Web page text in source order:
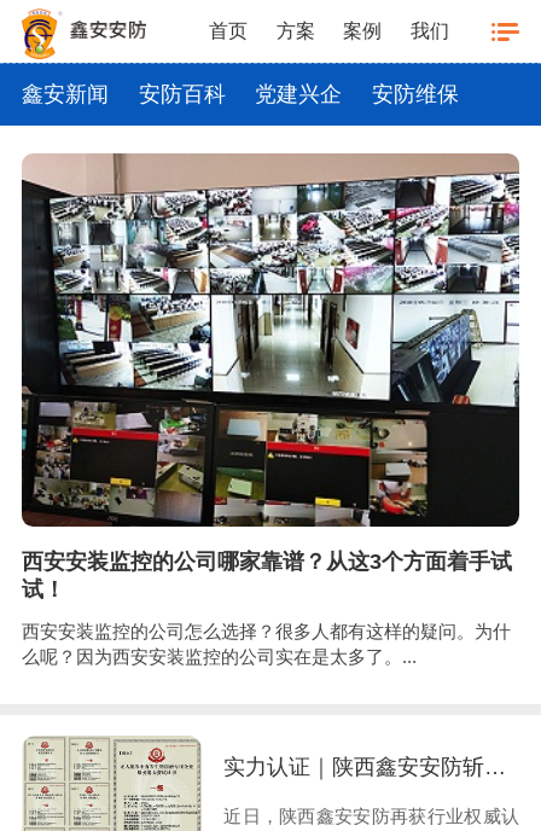
首页 方案 案例 我们
鑫安新闻 安防百科 党建兴企 安防维保
西安安装监控的公司哪家靠谱？从这3个方面着手试
试！
西安安装监控的公司怎么选择？很多人都有这样的疑问。为什
么呢？因为西安安装监控的公司实在是太多了。...
实力认证｜陕西鑫安安防斩获多项一级资质，深度拓宽服务领域
近日，陕西鑫安安防再获行业权威认